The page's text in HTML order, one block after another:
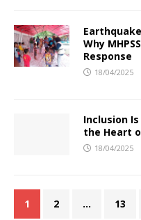
Why
Response
18/04/2025
Inclusion
the Heart
18/04/2025
1 2 … 13